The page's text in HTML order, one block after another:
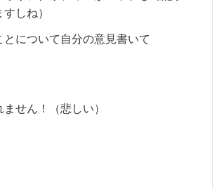
しね）
とについて自分の意見書いて
せん！（悲しい）